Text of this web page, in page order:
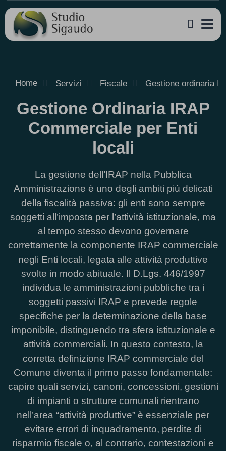
Home Servizi Fiscale Gestione ordinaria
Gestione Ordinaria IRAP
Commerciale per Enti
locali
La gestione dell’IRAP nella Pubblica
Amministrazione è uno degli ambiti più delicati
della fiscalità passiva: gli enti sono sempre
soggetti all’imposta per l’attività istituzionale, ma
al tempo stesso devono governare
correttamente la componente IRAP commerciale
negli Enti locali, legata alle attività produttive
svolte in modo abituale. Il D.Lgs. 446/1997
individua le amministrazioni pubbliche tra i
soggetti passivi IRAP e prevede regole
specifiche per la determinazione della base
imponibile, distinguendo tra sfera istituzionale e
attività commerciali. In questo contesto, la
corretta definizione IRAP commerciale del
Comune diventa il primo passo fondamentale:
capire quali servizi, canoni, concessioni, gestioni
di impianti o strutture comunali rientrano
nell’area “attività produttive” è essenziale per
evitare errori di inquadramento, perdite di
risparmio fiscale o, al contrario, contestazioni e